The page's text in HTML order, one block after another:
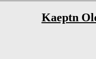
Kaeptn